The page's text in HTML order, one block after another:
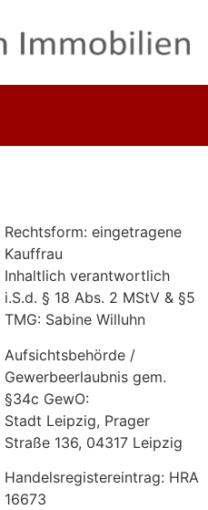
Rechtsform: eingetragene
Kauffrau
Inhaltlich verantwortlich
i.S.d. § 18 Abs. 2 MStV & §5
TMG: Sabine Willuhn
Aufsichtsbehörde /
Gewerbeerlaubnis gem.
§34c GewO:
Stadt Leipzig, Prager
Straße 136, 04317 Leipzig
Handelsregistereintrag: HRA
16673